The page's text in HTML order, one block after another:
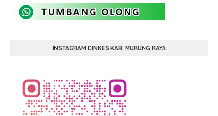
INSTAGRAM DINKES KAB. MURUNG RAYA